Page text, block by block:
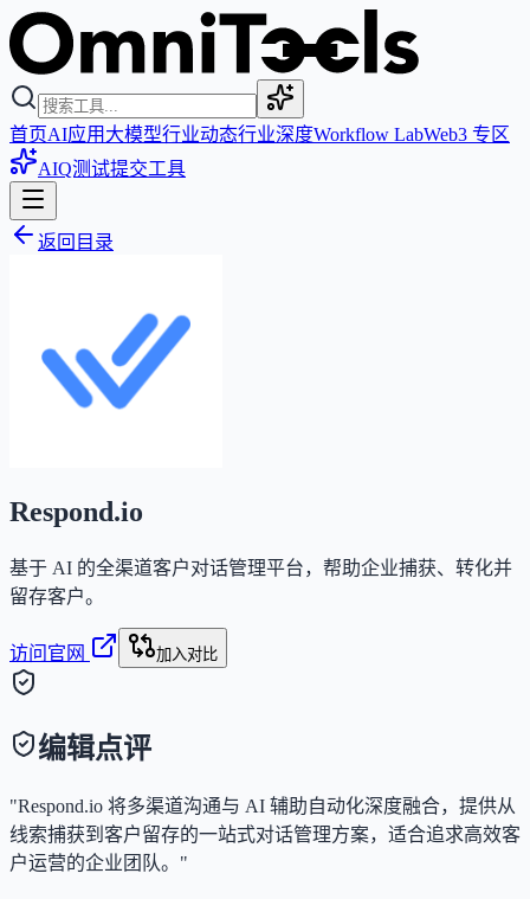
首页AI应用 大模型行业动态行业深度Workflow LabWeb3 专区
AIQ测试提交工具
返回目录
Respond.io
基于 AI 的全渠道客户对话管理平台，帮助企业捕获、转化并
留存客户。
访问官网 加入对比
编辑点评
"Respond.io 将多渠道沟通与 AI 辅助自动化深度融合，提供从
线索捕获到客户留存的一站式对话管理方案，适合追求高效客
户运营的企业团队。"